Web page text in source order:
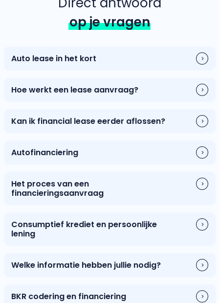
op je vragen
Auto lease in het kort
Hoe werkt een lease aanvraag?
Kan ik financial lease eerder aflossen?
Autofinanciering
Het proces van een
financieringsaanvraag
Consumptief krediet en persoonlijke
lening
Welke informatie hebben jullie nodig?
BKR codering en financiering